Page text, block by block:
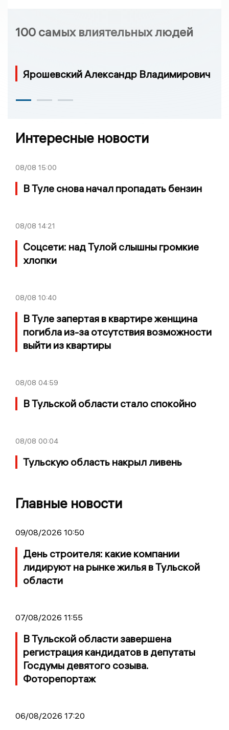
100 самых влиятельных людей
Ярошевский Александр Владимирович
Интересные новости
08/08 15:00
В Туле снова начал пропадать бензин
08/08 14:21
Соцсети: над Тулой слышны громкие
хлопки
08/08 10:40
В Туле запертая в квартире женщина
погибла из-за отсутствия возможности
выйти из квартиры
08/08 04:59
В Тульской области стало спокойно
08/08 00:04
Тульскую область накрыл ливень
Главные новости
09/08/2026 10:50
День строителя: какие компании
лидируют на рынке жилья в Тульской
области
07/08/2026 11:55
В Тульской области завершена
регистрация кандидатов в депутаты
Госдумы девятого созыва.
Фоторепортаж
06/08/2026 17:20